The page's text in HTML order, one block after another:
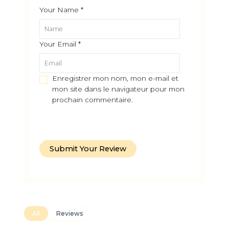
Your Name*
Your Email*
Enregistrer mon nom, mon e-mail et
mon site dans le navigateur pour mon
prochain commentaire.
All Reviews